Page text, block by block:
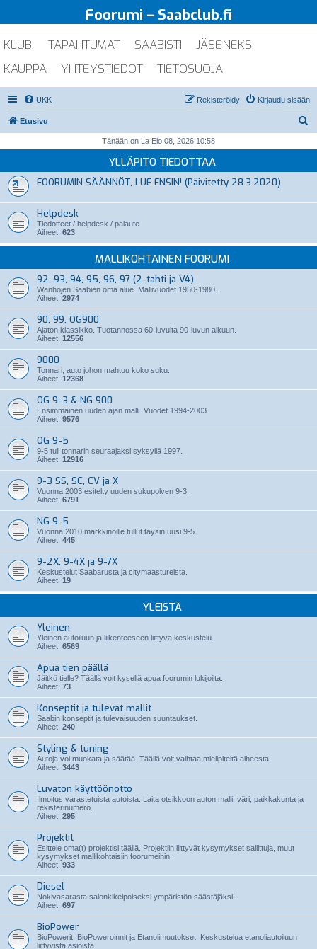
Foorumi – Saabclub.fi
KLUBI TAPAHTUMAT SAABISTI
JÄSENEKSI
KAUPPA
YHTEYSTIEDOT TIETOSUOJA
UKK Kirjaudu sisään
Rekisteröidy
Etusivu
i
Tänään on La Elo 08, 2026 10:58
YLLÄPITO TIEDOTTAA
FOORUMIN SÄÄNNÖT, LUE ENSIN! (Päivitetty 28.3.2020)
Helpdesk
Tiedotteet / helpdesk / palaute.
Aiheet: 623
MALLIKOHTAINEN FOORUMI
92, 93, 94, 95, 96, 97 (2-tahti ja V4)
Wanhojen Saabien oma alue. Mallivuodet 1950-1980.
Aiheet: 2974
90, 99, OG900
Ajaton klassikko. Tuotannossa 60-luvulta 90-luvun alkuun.
Aiheet: 12556
9000
Tonnari, auto johon mahtuu koko suku.
Aiheet: 12368
OG 9-3 & NG 900
Ensimmäinen uuden ajan malli. Vuodet 1994-2003.
Aiheet: 9576
OG 9-5
9-5 tuli tonnarin seuraajaksi syksyllä 1997.
Aiheet: 12916
9-3 SS, SC, CV ja X
Vuonna 2003 esitelty uuden sukupolven 9-3.
Aiheet: 6791
NG 9-5
Vuonna 2010 markkinoille tullut täysin uusi 9-5.
Aiheet: 445
9-2X, 9-4X ja 9-7X
Keskustelut Saabarusta ja citymaastureista.
Aiheet: 19
YLEISTÄ
Yleinen
Yleinen autoiluun ja liikenteeseen liittyvä keskustelu.
Aiheet: 6569
Apua tien päällä
Jäitkö tielle? Täällä voit kysellä apua foorumin lukijoilta.
Aiheet: 73
Konseptit ja tulevat mallit
Saabin konseptit ja tulevaisuuden suuntaukset.
Aiheet: 240
Styling & tuning
Autoja voi muokata ja säätää. Täällä voit vaihtaa mielipiteitä aiheesta.
Aiheet: 3443
Luvaton käyttöönotto
Ilmoitus varastetuista autoista. Laita otsikkoon auton malli, väri, paikkakunta ja
rekisterinumero.
Aiheet: 295
Projektit
Esittele oma(t) projektisi täällä. Projektiin liittyvät kysymykset sallittuja, muut
kysymykset mallikohtaisiin foorumeihin.
Aiheet: 933
Diesel
Nokivasarasta salonkikelpoiseksi ympäristön säästäjäksi.
Aiheet: 697
BioPower
BioPowerit, BioPoweroinnit ja Etanolimuutokset. Keskustelua etanoliautoiluun
liittyvistä asioista.